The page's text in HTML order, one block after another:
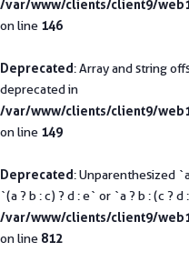
/var/www/clients/client9/
on line 146
Deprecated: Array and string
deprecated in
/var/www/clients/client9/
on line 149
Deprecated: Unparenthesized
`(a ? b : c) ? d : e` or `a ? b : (c ? d
/var/www/clients/client9/
on line 812